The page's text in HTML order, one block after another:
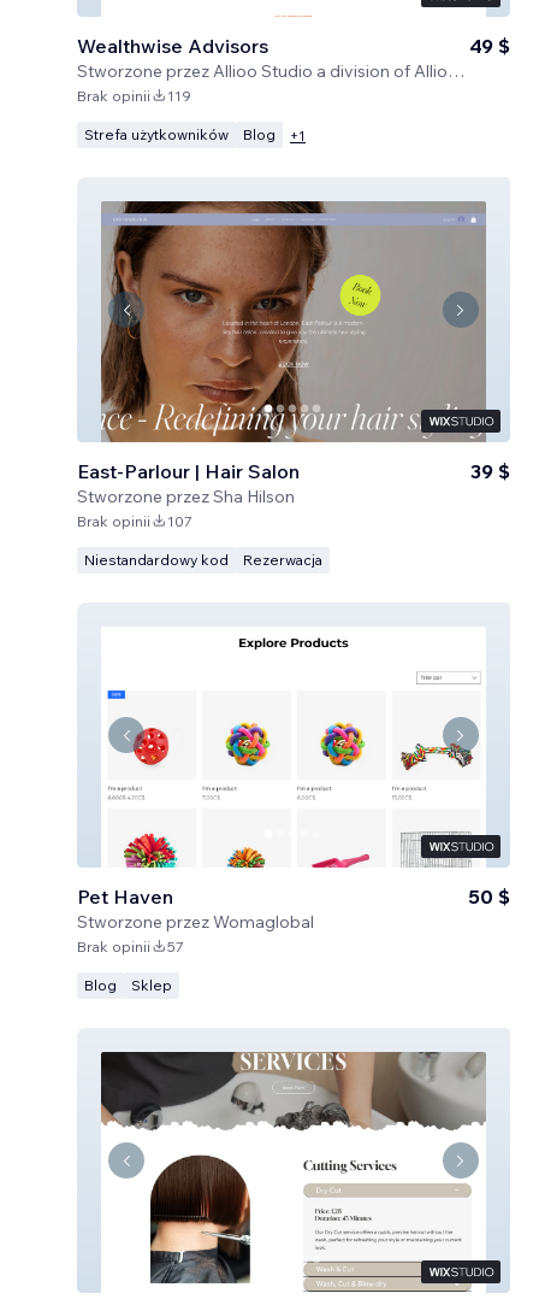
Wealthwise Advisors
Stworzone przezAllioo Studio a division of Allioo LLC
49 $
Brak opinii 119
Strefa użytkowników Blog +1
East-Parlour | Hair Salon
Stworzone przezSha Hilson
39 $
Brak opinii 107
Niestandardowy kod Rezerwacja
Pet Haven
Stworzone przezWomaglobal
50 $
Brak opinii 57
Blog Sklep